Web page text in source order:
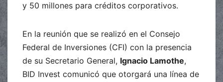
y 50 millones para créditos corporativos.
En la reunión que se realizó en el Consejo
Federal de Inversiones (CFI) con la presencia
de su Secretario General, Ignacio Lamothe,
BID Invest comunicó que otorgará una línea de